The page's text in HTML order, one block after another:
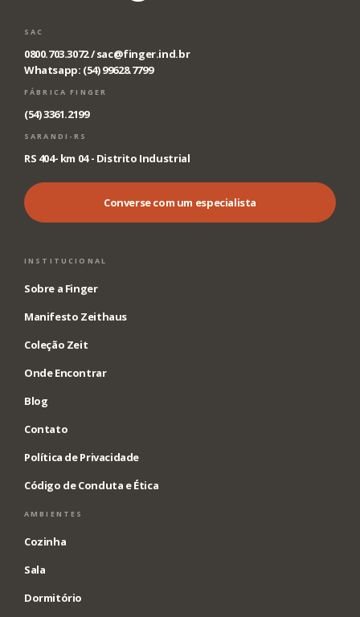
SAC
0800.703.3072 /sac@finger.ind.br
Whatsapp: (54) 99628.7799
FÁBRICA FINGER
(54) 3361.2199
SARANDI-RS
RS 404- km 04 - Distrito Industrial
Converse com um especialista
INSTITUCIONAL
Sobre a Finger
Manifesto Zeithaus
Coleção Zeit
Onde Encontrar
Blog
Contato
Política de Privacidade
Código de Conduta e Ética
AMBIENTES
Cozinha
Sala
Dormitório